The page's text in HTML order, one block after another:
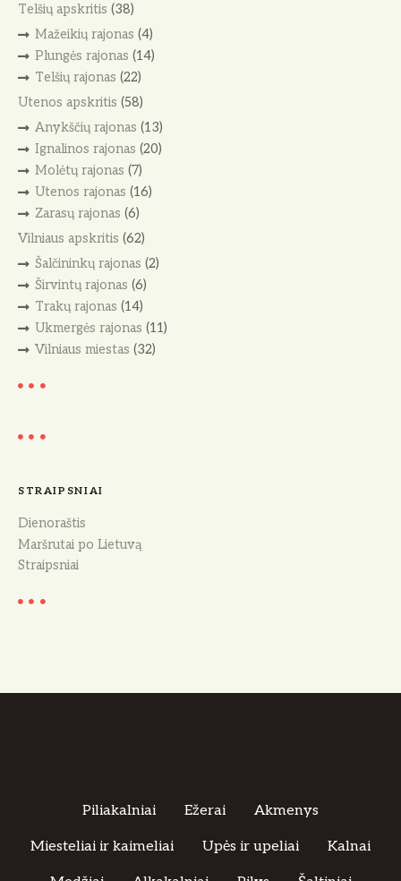
Telšių apskritis (38)
Mažeikių rajonas (4)
Plungės rajonas (14)
Telšių rajonas (22)
Utenos apskritis (58)
Anykščių rajonas (13)
Ignalinos rajonas (20)
Molėtų rajonas (7)
Utenos rajonas (16)
Zarasų rajonas (6)
Vilniaus apskritis (62)
Šalčininkų rajonas (2)
Širvintų rajonas (6)
Trakų rajonas (14)
Ukmergės rajonas (11)
Vilniaus miestas (32)
STRAIPSNIAI
Dienoraštis
Maršrutai po Lietuvą
Straipsniai
Piliakalniai Ežerai Akmenys
Miesteliai ir kaimeliai Upės ir upeliai Kalnai